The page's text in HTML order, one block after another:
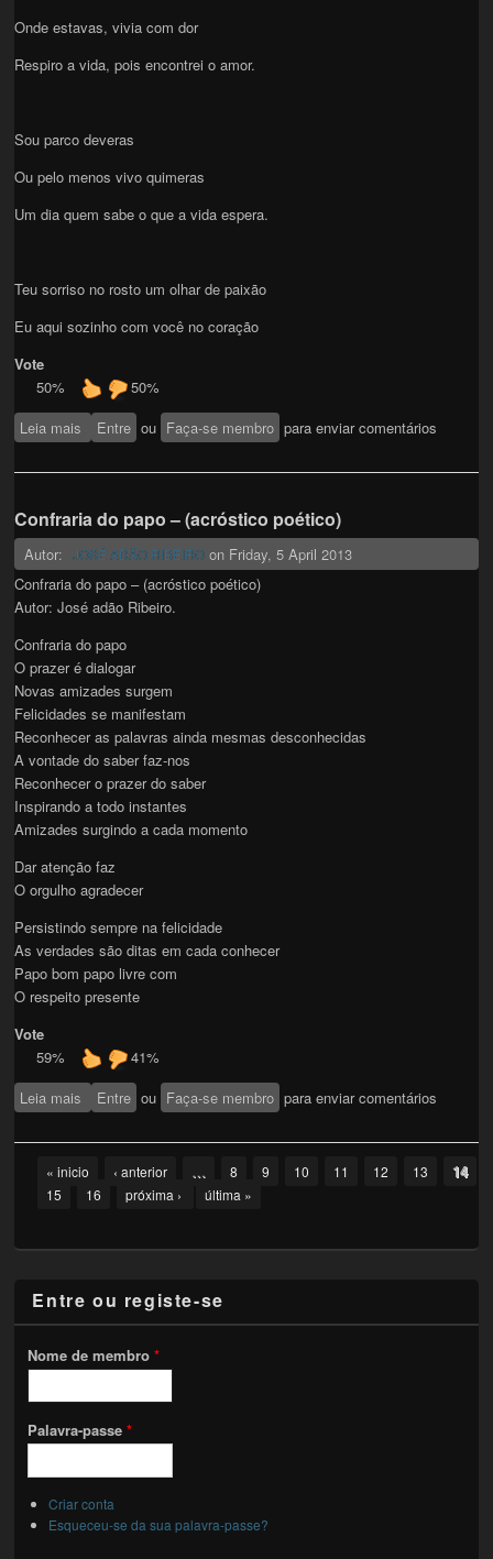
Onde estavas, vivia com dor
Respiro a vida, pois encontrei o amor.
Sou parco deveras
Ou pelo menos vivo quimeras
Um dia quem sabe o que a vida espera.
Teu sorriso no rosto um olhar de paixão
Eu aqui sozinho com você no coração
Vote
50%
50%
Leia mais sobre Digo amor sou teu
Entre ou Faça-se membro para enviar comentários
Confraria do papo – (acróstico poético)
Autor: JOSÉ ADÃO RIBEIRO on Friday, 5 April 2013
Confraria do papo – (acróstico poético)
Autor: José adão Ribeiro.
Confraria do papo
O prazer é dialogar
Novas amizades surgem
Felicidades se manifestam
Reconhecer as palavras ainda mesmas desconhecidas
A vontade do saber faz-nos
Reconhecer o prazer do saber
Inspirando a todo instantes
Amizades surgindo a cada momento
Dar atenção faz
O orgulho agradecer
Persistindo sempre na felicidade
As verdades são ditas em cada conhecer
Papo bom papo livre com
O respeito presente
Vote
59%
41%
Leia mais sobre Confraria do papo – (acróstico poético)
Entre ou Faça-se membro para enviar comentários
Pages« inicio ‹ anterior … 8 9 10 11 12 13 14
15 16 próxima › última »
Entre ou registe-se
Nome de membro*
Palavra-passe*
Criar conta
Esqueceu-se da sua palavra-passe?